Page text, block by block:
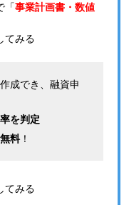
「事業計画書・数値
てみる
成でき、融資申
を判定
料！
てみる